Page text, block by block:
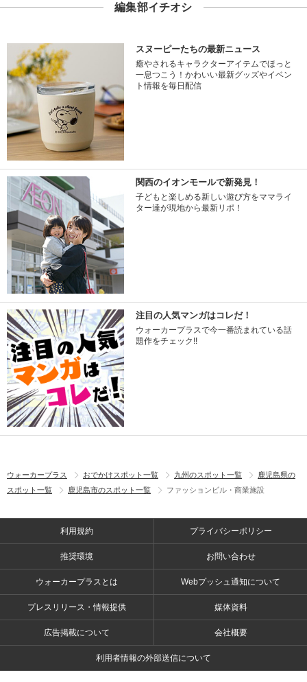
編集部イチオシ
スヌーピーたちの最新ニュース
癒やされるキャラクターアイテムでほっと
一息つこう！かわいい最新グッズやイベン
ト情報を毎日配信
関西のイオンモールで新発見！
子どもと楽しめる新しい遊び方をママライ
ター達が現地から最新リポ！
注目の人気マンガはコレだ！
ウォーカープラスで今一番読まれている話
題作をチェック!!
ウォーカープラス おでかけスポット一覧 九州のスポット一覧
鹿児島県の
スポット一覧
鹿児島市のスポット一覧 ファッションビル・商業施設
利用規約 プライバシーポリシー
推奨環境 お問い合わせ
ウォーカープラスとは Webプッシュ通知について
プレスリリース・情報提供 媒体資料
広告掲載について 会社概要
利用者情報の外部送信について